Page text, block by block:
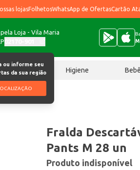
lojasFolhetosWhatsApp de OfertasCartão
Loja - Vila Maria
ou informe seu
da sua região
Higiene
M 28 un
Fralda
Pants M 28 un
Produto indisponível